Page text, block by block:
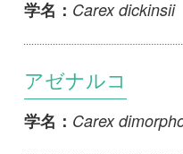
学名： Carex dimorpholepis
ヒメアオスゲ
学名：Carex discoidea